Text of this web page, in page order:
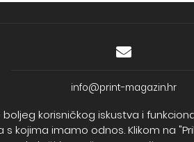
info@print-magazin.hr
OIB: 77500760577
Trgovački sud u Varaždinu
korisničkog iskustva i
kojima imamo odnos. Klikom na